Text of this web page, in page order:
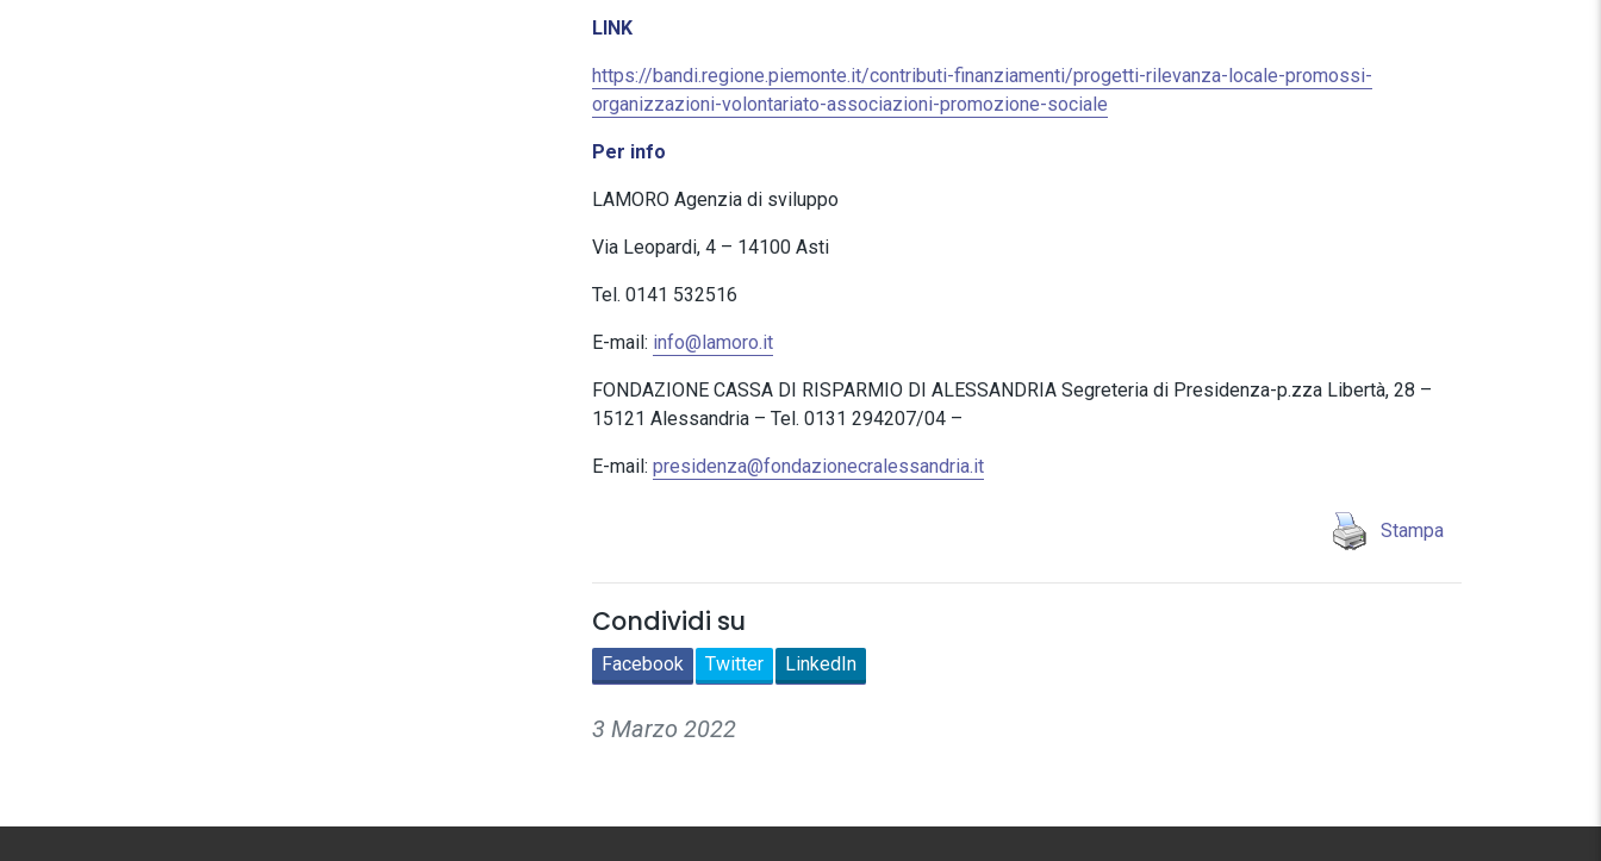
LINK
https://bandi.regione.piemonte.it/contributi-finanziamenti/progetti-rilevanza-locale-promossi-
organizzazioni-volontariato-associazioni-promozione-sociale
Per info
LAMORO Agenzia di sviluppo
Via Leopardi, 4 – 14100 Asti
Tel. 0141 532516
E-mail: info@lamoro.it
FONDAZIONE CASSA DI RISPARMIO DI ALESSANDRIA Segreteria di Presidenza-p.zza Libertà, 28 –
15121 Alessandria – Tel. 0131 294207/04 –
E-mail: presidenza@fondazionecralessandria.it
Stampa
Condividi su
Facebook Twitter LinkedIn
3 Marzo 2022